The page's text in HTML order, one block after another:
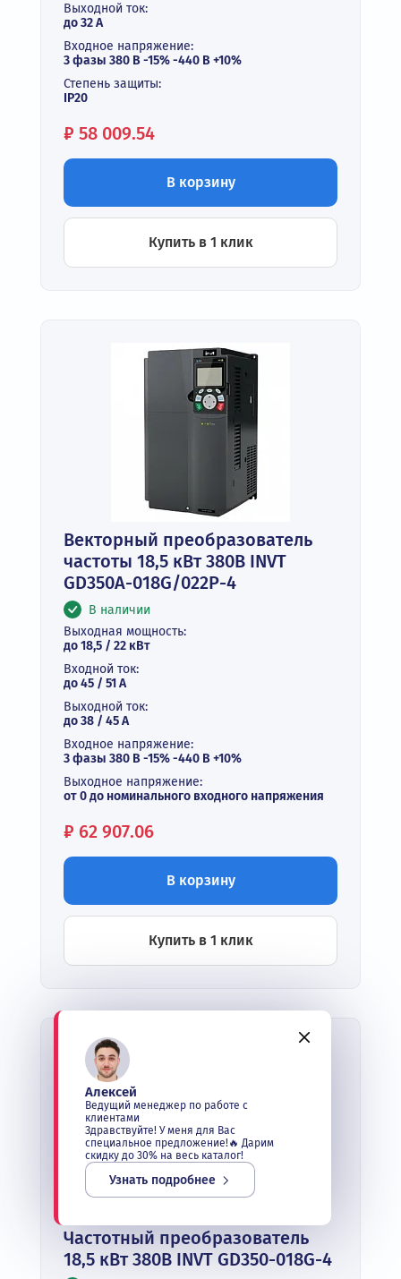
Выходной ток:
до 32 А
Входное напряжение:
3 фазы 380 В -15% -440 В +10%
Степень защиты:
IP20
Цена:
₽ 58 009.54
В корзину
Купить в 1 клик
Векторный преобразователь
частоты 18,5 кВт 380В INVT
GD350A-018G/022P-4
В наличии
Выходная мощность:
до 18,5 / 22 кВт
Входной ток:
до 45 / 51 А
Выходной ток:
до 38 / 45 A
Входное напряжение:
3 фазы 380 В -15% -440 В +10%
Выходное напряжение:
от 0 до номинального входного напряжения
Цена:
₽ 62 907.06
В корзину
Купить в 1 клик
Частотный преобразователь
18,5 кВт 380В INVT GD350-018G-4
Алексей
Ведущий менеджер по работе с
клиентами
Здравствуйте! У меня для Вас
специальное предложение!🔥 Дарим
скидку до 30% на весь каталог!
Узнать подробнее